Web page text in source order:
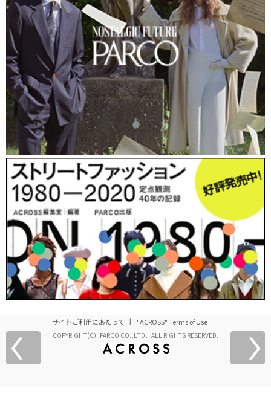
サイトご利用にあたって "ACROSS" Terms of Use
COPYRIGHT(C）PARCO CO.,LTD．ALL RIGHTS RESERVED.